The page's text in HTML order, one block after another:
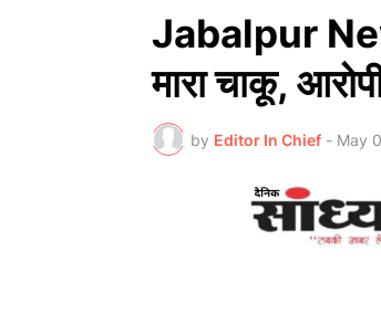
Jabalpur
मारा चाकू,
by Editor In Chief - May